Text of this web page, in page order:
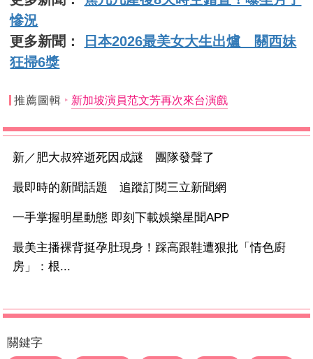
慘況
更多新聞：
日本2026最美女大生出爐 關西妹
狂掃6獎
推薦圖輯 新加坡演員范文芳再次來台演戲
新／肥大叔猝逝死因成謎 團隊發聲了
最即時的新聞話題 追蹤訂閱三立新聞網
一手掌握明星動態 即刻下載娛樂星聞APP
最美主播裸背挺孕肚現身！踩高跟鞋遭狠批「情色廚
房」：根...
關鍵字